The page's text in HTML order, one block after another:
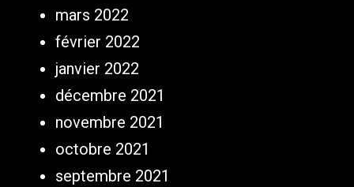
mars 2022
février 2022
janvier 2022
décembre 2021
novembre 2021
octobre 2021
septembre 2021